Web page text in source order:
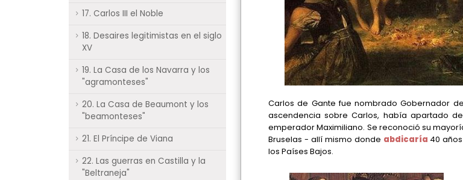
17. Carlos III el Noble
18. Desaires legitimistas en el siglo
XV
19. La Casa de los Navarra y los
"agramonteses"
20. La Casa de Beaumont y los
"beamonteses"
21. El Príncipe de Viana
22. Las guerras en Castilla y la
"Beltraneja"
Carlos de Gante fue nombrado Gobernador
ascendencia sobre Carlos, había apartado
emperador Maximiliano. Se reconoció su
Bruselas - allí mismo donde abdicaría 40
los Países Bajos.